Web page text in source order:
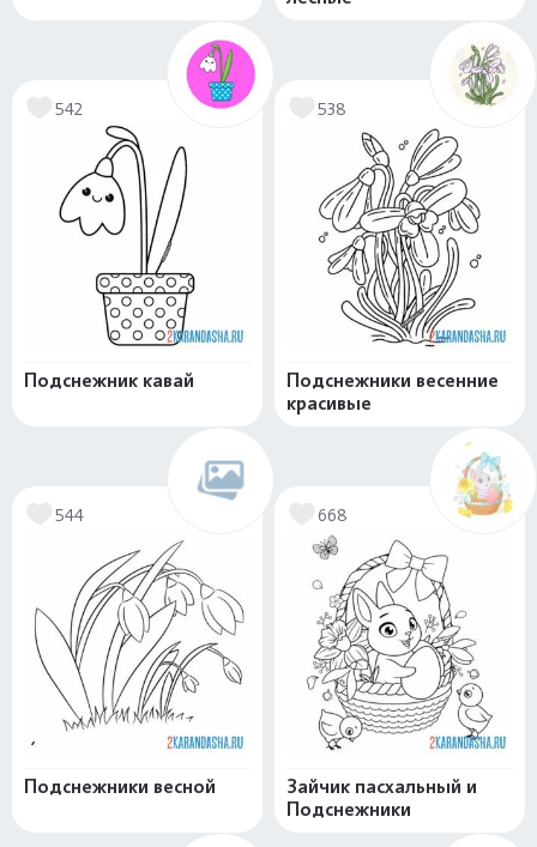
542
Подснежник кавай
538
Подснежники весенние
красивые
544
Подснежники весной
668
Зайчик пасхальный и
Подснежники